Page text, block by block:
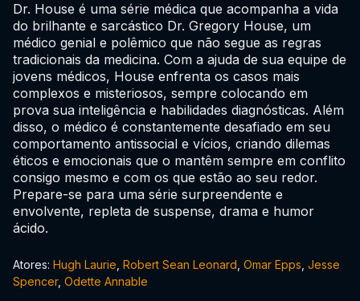
Dr. House é uma série médica que acompanha a vida
do brilhante e sarcástico Dr. Gregory House, um
médico genial e polêmico que não segue as regras
tradicionais da medicina. Com a ajuda de sua equipe de
jovens médicos, House enfrenta os casos mais
complexos e misteriosos, sempre colocando em
prova sua inteligência e habilidades diagnósticas. Além
disso, o médico é constantemente desafiado em seu
comportamento antissocial e vícios, criando dilemas
éticos e emocionais que o mantêm sempre em conflito
consigo mesmo e com os que estão ao seu redor.
Prepare-se para uma série surpreendente e
envolvente, repleta de suspense, drama e humor
ácido.
Atores: Hugh Laurie Robert Sean Leonard Omar Epps Jesse
Spencer, Odette Annable